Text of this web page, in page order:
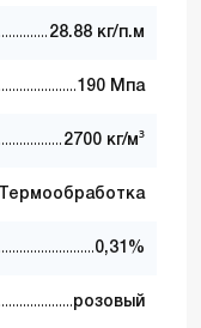
28.88 кг/п.м
190 Мпа
2700 кг/м³
Термообработка
0,31%
розовый